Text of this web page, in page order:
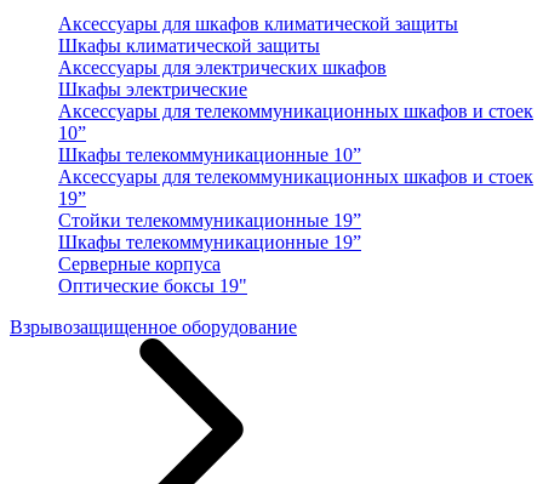
Аксессуары для шкафов климатической защиты
Шкафы климатической защиты
Аксессуары для электрических шкафов
Шкафы электрические
Аксессуары для телекоммуникационных шкафов и стоек
10”
Шкафы телекоммуникационные 10”
Аксессуары для телекоммуникационных шкафов и стоек
19”
Стойки телекоммуникационные 19”
Шкафы телекоммуникационные 19”
Серверные корпуса
Оптические боксы 19"
Взрывозащищенное оборудование